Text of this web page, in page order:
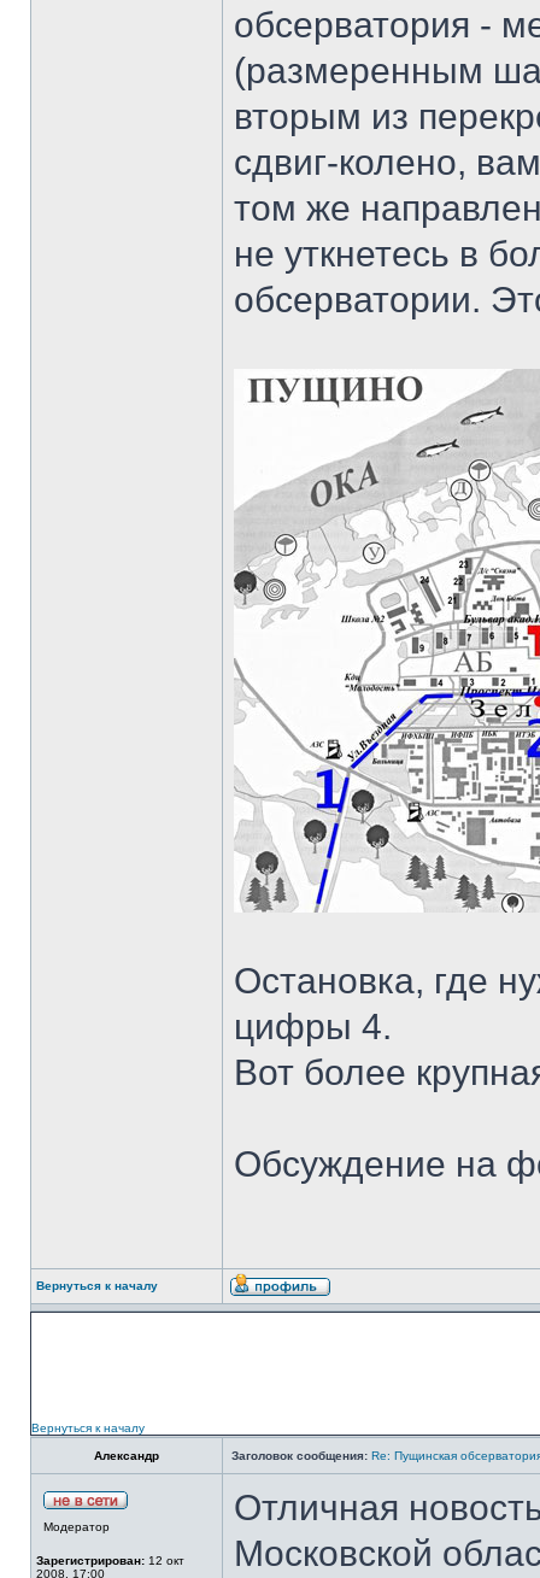
обсерватория -
(размеренным
вторым из
сдвиг-колено,
том же
не уткнетесь в
обсерватории.
Остановка, где
цифры 4.
Вот более
Обсуждение на
Вернуться к началу
Вернуться к началу
Александр Заголовок сообщения: Re: Пущинская
Модератор
Зарегистрирован: 12 окт
2008, 17:00
Отличная
Московской